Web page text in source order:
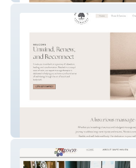
Rooted Massage Experience